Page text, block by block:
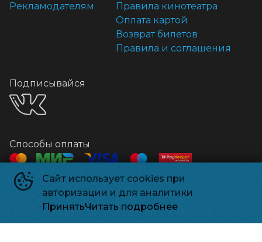
Сайт использует cookies при
авторизации и для аналитики
ПринятьЧитать подробнее
Рекламодателям
Правила кинотеатра
Оплата картой
Возврат билетов
Правила и соглашения
Подписывайся
Способы оплаты
Контакты
+7 918 541-18-18